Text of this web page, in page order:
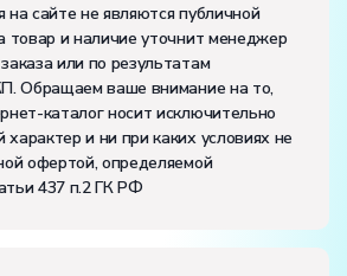
сайте не являются публичной
товар и наличие уточнит менеджер
или по результатам
Обращаем ваше внимание на то,
каталог носит исключительно
и ни при каких условиях не
офертой, определяемой
437 п.2 ГК РФ